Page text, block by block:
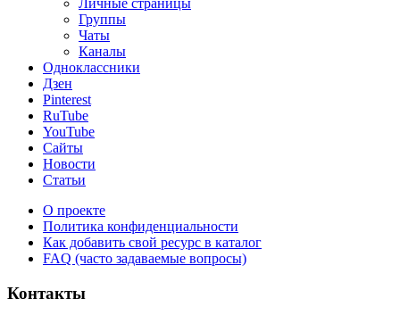
Личные страницы
Группы
Чаты
Каналы
Одноклассники
Дзен
Pinterest
RuTube
YouTube
Сайты
Новости
Статьи
О проекте
Политика конфиденциальности
Как добавить свой ресурс в каталог
FAQ (часто задаваемые вопросы)
Контакты